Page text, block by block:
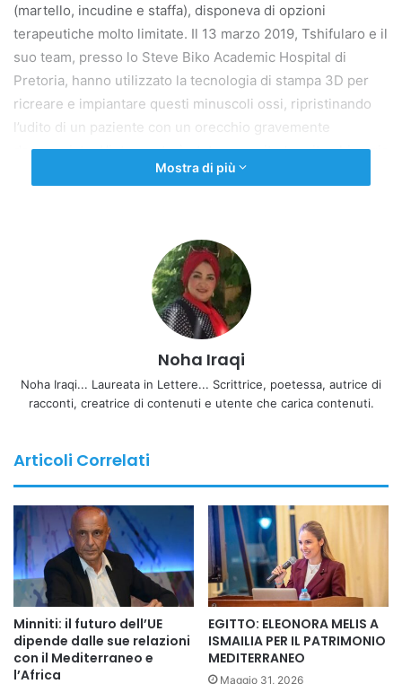
(martello, incudine e staffa), disponeva di opzioni
terapeutiche molto limitate. Il 13 marzo 2019, Tshifularo e il
suo team, presso lo Steve Biko Academic Hospital di
Pretoria, hanno utilizzato la tecnologia di stampa 3D per
ricreare e impiantare questi minuscoli ossi, ripristinando
l’udito di un paziente con un orecchio gravemente
danneggiato. L’intervento è stato eseguito tramite chirurgia
endoscopica mini-invasiva, consentendo al paziente di
Il successo di questo trapianto offre nuova speranza a
milioni di persone affette da patologie dell’orecchio medio,
grazie a un’alternativa personalizzata e potenzialmente più
efficace rispetto alle protesi tradizionali, che spesso
avevano risultati limitati. L’uso di impianti biocompatibili
stampati in 3D permette una corrispondenza anatomica
estremamente precisa, riducendo i rischi chirurgici e
migliorando gli esiti clinici, ed è già stato applicato con
potenziale della stampa 3D nella medicina personalizzata e
nella riabilitazione dell’udito a livello globale.
Mostra di più
Noha Iraqi
Noha Iraqi... Laureata in Lettere... Scrittrice, poetessa, autrice di
racconti, creatrice di contenuti e utente che carica contenuti.
Articoli Correlati
Minniti: il futuro dell’UE
dipende dalle sue relazioni
con il Mediterraneo e
l’Africa
EGITTO: ELEONORA MELIS A
ISMAILIA PER IL PATRIMONIO
MEDITERRANEO
Maggio 31, 2026